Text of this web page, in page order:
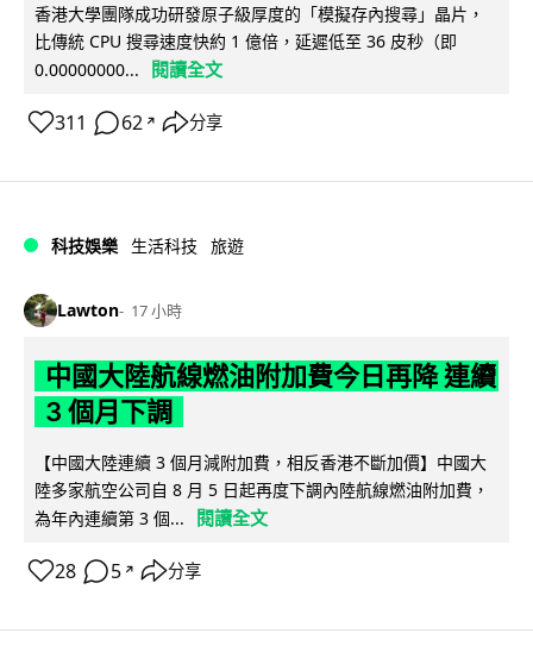
香港大學團隊成功研發原子級厚度的「模擬存內搜尋」晶片，
比傳統 CPU 搜尋速度快約 1 億倍，延遲低至 36 皮秒（即
0.00000000...
閱讀全文
311 62 ↗ 分享
科技娛樂 生活科技 旅遊
Lawton 17 小時
中國大陸航線燃油附加費今日再降 連續
3 個月下調
【中國大陸連續 3 個月減附加費，相反香港不斷加價】中國大
陸多家航空公司自 8 月 5 日起再度下調內陸航線燃油附加費，
為年內連續第 3 個...
閱讀全文
28 5 ↗ 分享